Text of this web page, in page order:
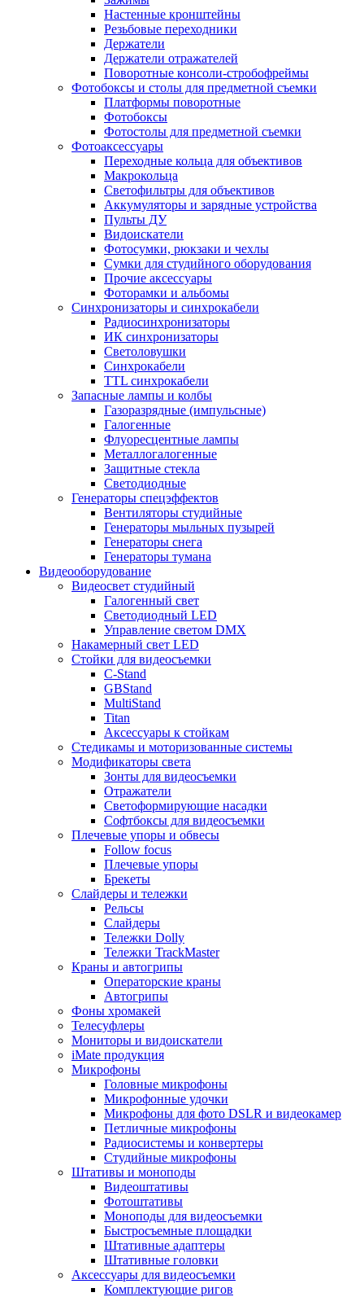
Настенные кронштейны
Резьбовые переходники
Держатели
Держатели отражателей
Поворотные консоли-стробофреймы
Фотобоксы и столы для предметной съемки
Платформы поворотные
Фотобоксы
Фотостолы для предметной съемки
Фотоаксессуары
Переходные кольца для объективов
Макрокольца
Светофильтры для объективов
Аккумуляторы и зарядные устройства
Пульты ДУ
Видоискатели
Фотосумки, рюкзаки и чехлы
Сумки для студийного оборудования
Прочие аксессуары
Фоторамки и альбомы
Синхронизаторы и синхрокабели
Радиосинхронизаторы
ИК синхронизаторы
Светоловушки
Синхрокабели
TTL синхрокабели
Запасные лампы и колбы
Газоразрядные (импульсные)
Галогенные
Флуоресцентные лампы
Металлогалогенные
Защитные стекла
Светодиодные
Генераторы спецэффектов
Вентиляторы студийные
Генераторы мыльных пузырей
Генераторы снега
Генераторы тумана
Видеооборудование
Видеосвет студийный
Галогенный свет
Светодиодный LED
Управление светом DMX
Накамерный свет LED
Стойки для видеосъемки
C-Stand
GBStand
MultiStand
Titan
Аксессуары к стойкам
Стедикамы и моторизованные системы
Модификаторы света
Зонты для видеосъемки
Отражатели
Светоформирующие насадки
Софтбоксы для видеосъемки
Плечевые упоры и обвесы
Follow focus
Плечевые упоры
Брекеты
Слайдеры и тележки
Рельсы
Слайдеры
Тележки Dolly
Тележки TrackMaster
Краны и автогрипы
Операторские краны
Автогрипы
Фоны хромакей
Телесуфлеры
Мониторы и видоискатели
iMate продукция
Микрофоны
Головные микрофоны
Микрофонные удочки
Микрофоны для фото DSLR и видеокамер
Петличные микрофоны
Радиосистемы и конвертеры
Студийные микрофоны
Штативы и моноподы
Видеоштативы
Фотоштативы
Моноподы для видеосъемки
Быстросъемные площадки
Штативные адаптеры
Штативные головки
Аксессуары для видеосъемки
Комплектующие ригов